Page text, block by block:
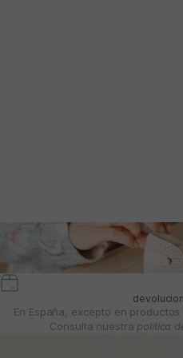
En España, excepto en
Consulta nuestra política